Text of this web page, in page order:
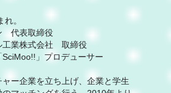
。
代表取締役
工業株式会社 取締役
」プロデューサー
ー企業を立ち上げ、企業と学生